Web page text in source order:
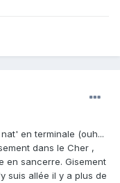
en terminale (ouh...
dans le Cher ,
en sancerre. Gisement
suis allée il y a plus de